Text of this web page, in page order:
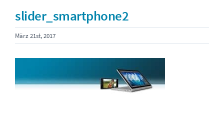
slider_smartphone2
März 21st, 2017